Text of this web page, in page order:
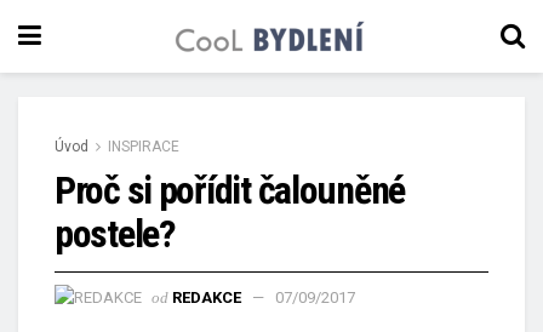
Úvod INSPIRACE
Proč si pořídit čalouněné
postele?
od REDAKCE 07/09/2017